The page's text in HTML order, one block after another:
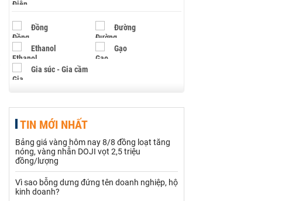
Đồng Đường
Ethanol Gạo
Gia súc - Gia cầm
Hạt điều
Khí đốt
Kim loại khác Mắc ca
TIN MỚI NHẤT
Bảng giá vàng hôm nay 8/8 đồng loạt tăng
nóng, vàng nhẫn DOJI vọt 2,5 triệu
đồng/lượng
Vì sao bỗng dưng đứng tên doanh nghiệp, hộ
kinh doanh?